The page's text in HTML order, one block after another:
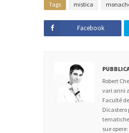
Tags mistica
Facebook
Robert
vari anni
Faculté
Dicastero
tematiche
sue